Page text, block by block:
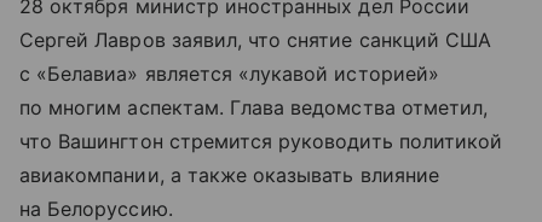
28 октября министр иностранных дел России
Сергей Лавров заявил, что снятие санкций США
с «Белавиа» является «лукавой историей»
по многим аспектам. Глава ведомства отметил,
что Вашингтон стремится руководить политикой
авиакомпании, а также оказывать влияние
на Белоруссию.